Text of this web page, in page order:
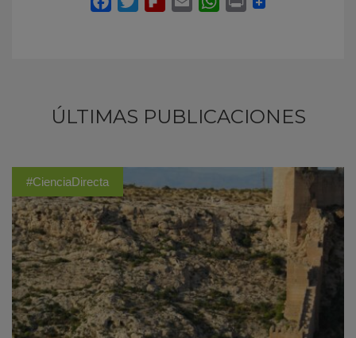
ÚLTIMAS PUBLICACIONES
#CienciaDirecta